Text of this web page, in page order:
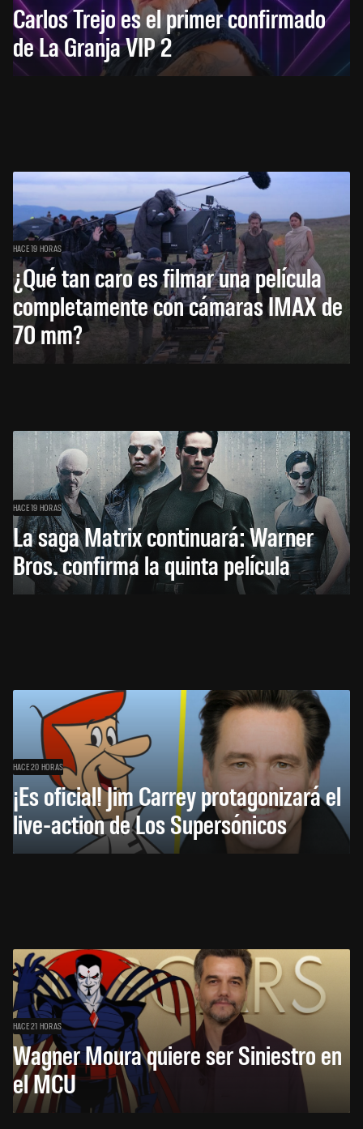
Carlos Trejo es el primer confirmado
de La Granja VIP 2
HACE 19 HORAS
¿Qué tan caro es filmar una película
completamente con cámaras IMAX de
70 mm?
HACE 19 HORAS
La saga Matrix continuará: Warner
Bros. confirma la quinta película
HACE 20 HORAS
¡Es oficial! Jim Carrey protagonizará el
live-action de Los Supersónicos
HACE 21 HORAS
Wagner Moura quiere ser Siniestro en
el MCU